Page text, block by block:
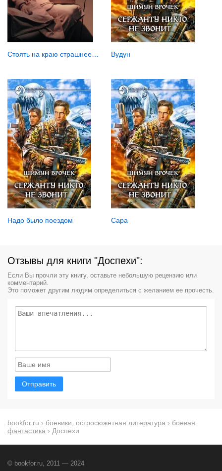
Стоять на краю страшнее… Вудун
Надо было поездом Сара
Отзывы для книги "Доспехи":
Если Вы прочли эту книгу, оставьте небольшую рецензию или
комментарий.
Это поможет другим людям определиться с желанием ее прочесть.
Отправить
bookfor.ru › боевики, остросюжетная литература › боевая
фантастика › Доспехи
© bookfor.ru, 2011 — 2024